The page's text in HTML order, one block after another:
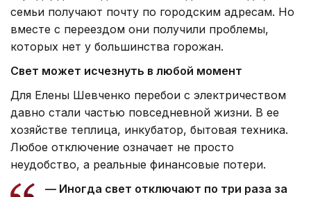
семьи получают почту по городским адресам. Но
вместе с переездом они получили проблемы,
которых нет у большинства горожан.
Свет может исчезнуть в любой момент
Для Елены Шевченко перебои с электричеством
давно стали частью повседневной жизни. В ее
хозяйстве теплица, инкубатор, бытовая техника.
Любое отключение означает не просто
неудобство, а реальные финансовые потери.
— Иногда свет отключают по три раза за